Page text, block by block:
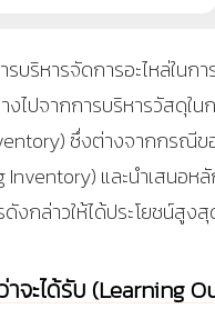
หารจัดการอะไหล่ในกา
ไปจากการบริหารวัสดุใ
ซึ่งต่างจากกรณีข
และนำเสนอห
งกล่าวให้ได้ประโยชน์สูง
จะได้รับ (Learning